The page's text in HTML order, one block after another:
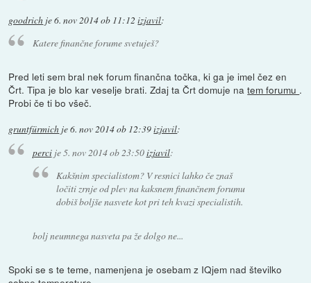
goodrich je6. nov 2014 ob 11:12 izjavil:
Katere finančne forume svetuješ?
Pred leti sem bral nek forum finančna točka, ki ga je imel čez en
Črt. Tipa je blo kar veselje brati. Zdaj ta Črt domuje natem forumu .
Probi če ti bo všeč.
gruntfürmich je6. nov 2014 ob 12:39izjavil:
percije5. nov 2014 ob 23:50izjavil:
Kakšnim specialistom? V resnici lahko če znaš
ločiti zrnje od plev na kaksnem finančnem forumu
dobiš boljše nasvete kot pri teh kvazi specialistih.
bolj neumnega nasveta pa že dolgo ne...
Spoki se s te teme, namenjena je osebam z IQjem nad številko